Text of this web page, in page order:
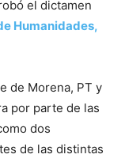
el dictamen
Humanidades,
de Morena, PT y
por parte de las
dos
de las distintas